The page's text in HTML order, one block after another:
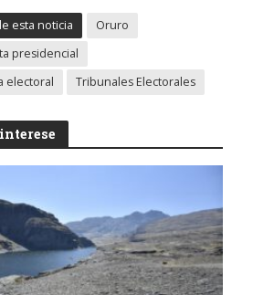
esta noticia
Oruro
presidencial
electoral
Tribunales Electorales